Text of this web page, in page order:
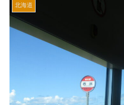
北海道